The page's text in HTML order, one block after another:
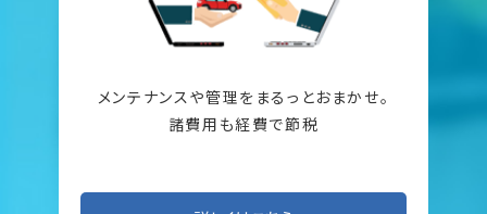
メンテナンスや管理をまるっとおまかせ。
諸費用も経費で節税